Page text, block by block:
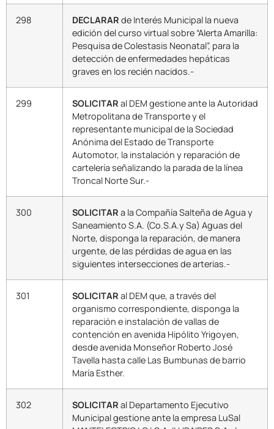
298 DECLARAR de Interés Municipal la nueva
edición del curso virtual sobre “Alerta Amarilla:
Pesquisa de Colestasis Neonatal”, para la
detección de enfermedades hepáticas
graves en los recién nacidos.-
299 SOLICITAR al DEM gestione ante la Autoridad
Metropolitana de Transporte y el
representante municipal de la Sociedad
Anónima del Estado de Transporte
Automotor, la instalación y reparación de
cartelería señalizando la parada de la línea
Troncal Norte Sur.-
300 SOLICITAR a la Compañía Salteña de Agua y
Saneamiento S.A. (Co.S.A.y Sa) Aguas del
Norte, disponga la reparación, de manera
urgente, de las pérdidas de agua en las
siguientes intersecciones de arterias.-
301 SOLICITAR al DEM que, a través del
organismo correspondiente, disponga la
reparación e instalación de vallas de
contención en avenida Hipólito Yrigoyen,
desde avenida Monseñor Roberto José
Tavella hasta calle Las Bumbunas de barrio
María Esther.
302 SOLICITAR al Departamento Ejecutivo
Municipal gestione ante la empresa LuSal